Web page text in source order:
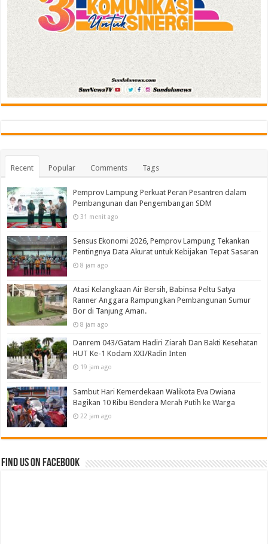
Recent Popular Comments Tags
Pemprov Lampung Perkuat Peran Pesantren dalam
Pembangunan dan Pengembangan SDM
31 menit ago
Sensus Ekonomi 2026, Pemprov Lampung Tekankan
Pentingnya Data Akurat untuk Kebijakan Tepat Sasaran
8 jam ago
Atasi Kelangkaan Air Bersih, Babinsa Peltu Satya
Ranner Anggara Rampungkan Pembangunan Sumur
Bor di Tanjung Aman.
8 jam ago
Danrem 043/Gatam Hadiri Ziarah Dan Bakti Kesehatan
HUT Ke-1 Kodam XXI/Radin Inten
19 jam ago
Sambut Hari Kemerdekaan Walikota Eva Dwiana
Bagikan 10 Ribu Bendera Merah Putih ke Warga
22 jam ago
Find us on Facebook